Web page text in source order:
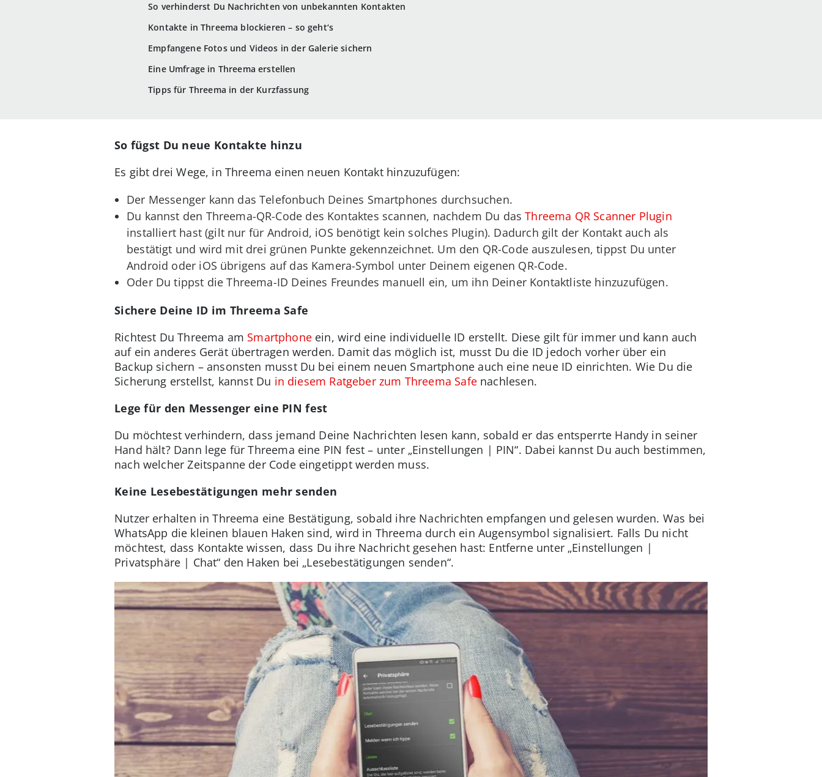
So verhinderst Du Nachrichten von unbekannten Kontakten
Kontakte in Threema blockieren – so geht‘s
Empfangene Fotos und Videos in der Galerie sichern
Eine Umfrage in Threema erstellen
Tipps für Threema in der Kurzfassung
So fügst Du neue Kontakte hinzu
Es gibt drei Wege, in Threema einen neuen Kontakt hinzuzufügen:
Der Messenger kann das Telefonbuch Deines Smartphones durchsuchen.
Du kannst den Threema-QR-Code des Kontaktes scannen, nachdem Du dasThreema QR Scanner Plugin
installiert hast (gilt nur für Android, iOS benötigt kein solches Plugin). Dadurch gilt der Kontakt auch als
bestätigt und wird mit drei grünen Punkte gekennzeichnet. Um den QR-Code auszulesen, tippst Du unter
Android oder iOS übrigens auf das Kamera-Symbol unter Deinem eigenen QR-Code.
Oder Du tippst die Threema-ID Deines Freundes manuell ein, um ihn Deiner Kontaktliste hinzuzufügen.
Sichere Deine ID im Threema Safe
Richtest Du Threema am Smartphoneein, wird eine individuelle ID erstellt. Diese gilt für immer und kann auch
auf ein anderes Gerät übertragen werden. Damit das möglich ist, musst Du die ID jedoch vorher über ein
Backup sichern – ansonsten musst Du bei einem neuen Smartphone auch eine neue ID einrichten. Wie Du die
Sicherung erstellst, kannst Du in diesem Ratgeber zum Threema Safenachlesen.
Lege für den Messenger eine PIN fest
Du möchtest verhindern, dass jemand Deine Nachrichten lesen kann, sobald er das entsperrte Handy in seiner
Hand hält? Dann lege für Threema eine PIN fest – unter „Einstellungen | PIN“. Dabei kannst Du auch bestimmen,
nach welcher Zeitspanne der Code eingetippt werden muss.
Keine Lesebestätigungen mehr senden
Nutzer erhalten in Threema eine Bestätigung, sobald ihre Nachrichten empfangen und gelesen wurden. Was bei
WhatsApp die kleinen blauen Haken sind, wird in Threema durch ein Augensymbol signalisiert. Falls Du nicht
möchtest, dass Kontakte wissen, dass Du ihre Nachricht gesehen hast: Entferne unter „Einstellungen |
Privatsphäre | Chat“ den Haken bei „Lesebestätigungen senden“.